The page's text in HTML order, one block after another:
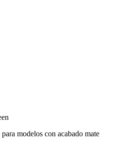
modelos con acabado mate